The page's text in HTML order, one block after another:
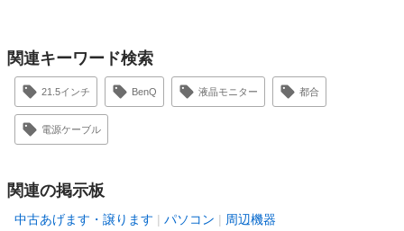
関連キーワード検索
21.5インチ BenQ 液晶モニター 都合
電源ケーブル
関連の掲示板
中古あげます・譲ります パソコン 周辺機器